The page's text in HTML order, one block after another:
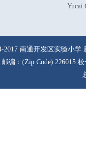
Yucai
2017 南通开发区实验小
邮编：(Zip Code) 226015